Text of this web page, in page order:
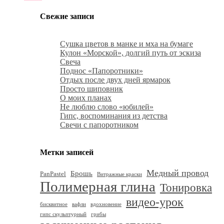
Свежие записи
Сушка цветов в манке и мха на бумаге
Кулон «Морской», долгий путь от эскиза
Свеча
Поднос «Папоротники»
Отдых после двух дней ярмарок
Просто шиповник
О моих планах
Не люблю слово «юбилей»
Гипс, воспоминания из детства
Свечи с папоротником
Метки записей
PanPastel Брошь Витражные краски Медный провод
Полимерная глина Тонировка
бисквитное вафли вдохновение видео-урок
гипс скульптурный грибы